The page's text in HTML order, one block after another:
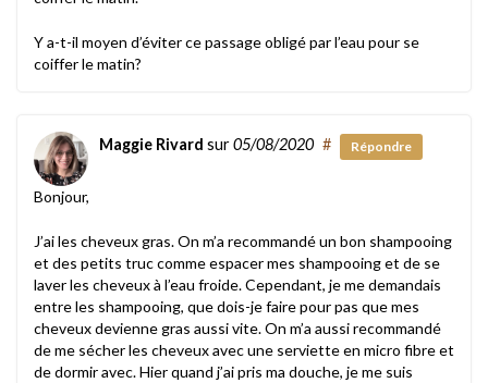
Y a-t-il moyen d’éviter ce passage obligé par l’eau pour se
coiffer le matin?
Maggie Rivard sur05/08/2020 # Répondre
Bonjour,
J’ai les cheveux gras. On m’a recommandé un bon shampooing
et des petits truc comme espacer mes shampooing et de se
laver les cheveux à l’eau froide. Cependant, je me demandais
entre les shampooing, que dois-je faire pour pas que mes
cheveux devienne gras aussi vite. On m’a aussi recommandé
de me sécher les cheveux avec une serviette en micro fibre et
de dormir avec. Hier quand j’ai pris ma douche, je me suis